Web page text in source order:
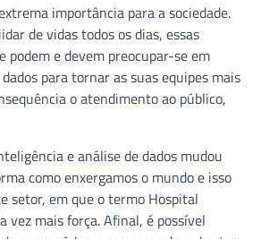
importância para a sociedade.
de vidas todos os dias, essas
podem e devem preocupar-se em
para tornar as suas equipes mais
o atendimento ao público,
e análise de dados mudou
como enxergamos o mundo e isso
setor, em que o termo Hospital
vez mais força. Afinal, é possível